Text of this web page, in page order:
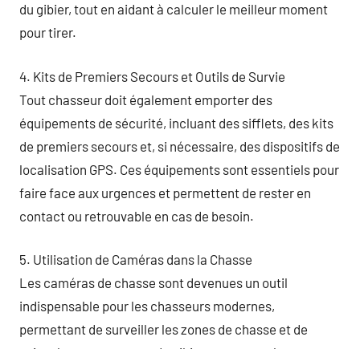
du gibier, tout en aidant à calculer le meilleur moment
pour tirer.
4. Kits de Premiers Secours et Outils de Survie
Tout chasseur doit également emporter des
équipements de sécurité, incluant des sifflets, des kits
de premiers secours et, si nécessaire, des dispositifs de
localisation GPS. Ces équipements sont essentiels pour
faire face aux urgences et permettent de rester en
contact ou retrouvable en cas de besoin.
5. Utilisation de Caméras dans la Chasse
Les caméras de chasse sont devenues un outil
indispensable pour les chasseurs modernes,
permettant de surveiller les zones de chasse et de